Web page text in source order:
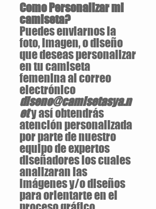
Como Personalizar mi
camiseta?
Puedes enviarnos la
foto, imagen, o diseño
que deseas personalizar
en tu camiseta
femenina al correo
electrónico
diseno@camisetasya.n
ety así obtendrás
atención personalizada
por parte de nuestro
equipo de expertos
diseñadores los cuales
analizaran las
imágenes y/o diseños
para orientarte en el